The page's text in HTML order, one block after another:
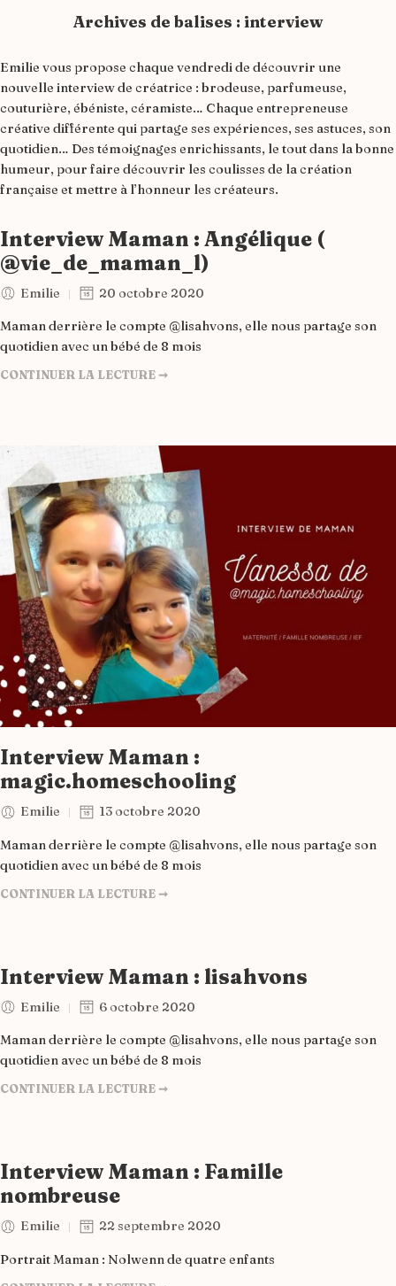
Archives de balises : interview
Emilie vous propose chaque vendredi de découvrir une
nouvelle interview de créatrice : brodeuse, parfumeuse,
couturière, ébéniste, céramiste… Chaque entrepreneuse
créative différente qui partage ses expériences, ses astuces, son
quotidien… Des témoignages enrichissants, le tout dans la bonne
humeur, pour faire découvrir les coulisses de la création
française et mettre à l’honneur les créateurs.
Interview Maman : Angélique (
@vie_de_maman_l)
Emilie 20 octobre 2020
Maman derrière le compte @lisahvons, elle nous partage son
quotidien avec un bébé de 8 mois
CONTINUER LA LECTURE ➞
Interview Maman :
magic.homeschooling
Emilie 13 octobre 2020
Maman derrière le compte @lisahvons, elle nous partage son
quotidien avec un bébé de 8 mois
CONTINUER LA LECTURE ➞
Interview Maman : lisahvons
Emilie 6 octobre 2020
Maman derrière le compte @lisahvons, elle nous partage son
quotidien avec un bébé de 8 mois
CONTINUER LA LECTURE ➞
Interview Maman : Famille
nombreuse
Emilie 22 septembre 2020
Portrait Maman : Nolwenn de quatre enfants